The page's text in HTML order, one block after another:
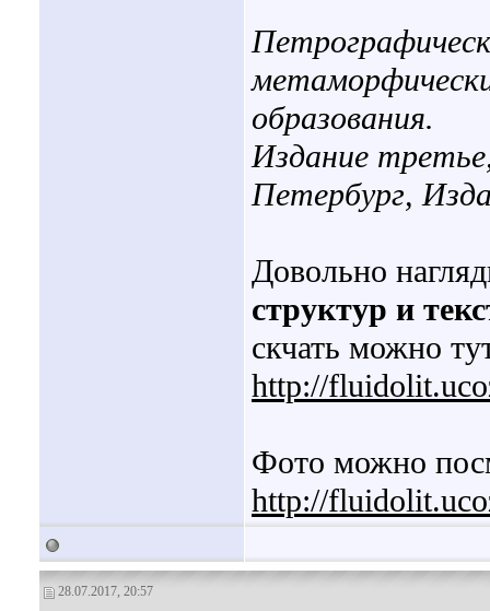
образования.
Издание
Петербург,
Довольно
структур и
скчать можно
http://
Фото можно
http://
28.07.2017, 20:57